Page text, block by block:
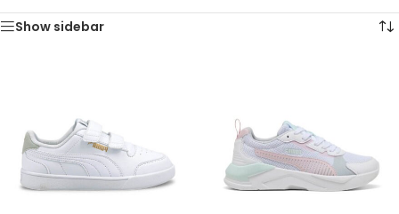
Show sidebar